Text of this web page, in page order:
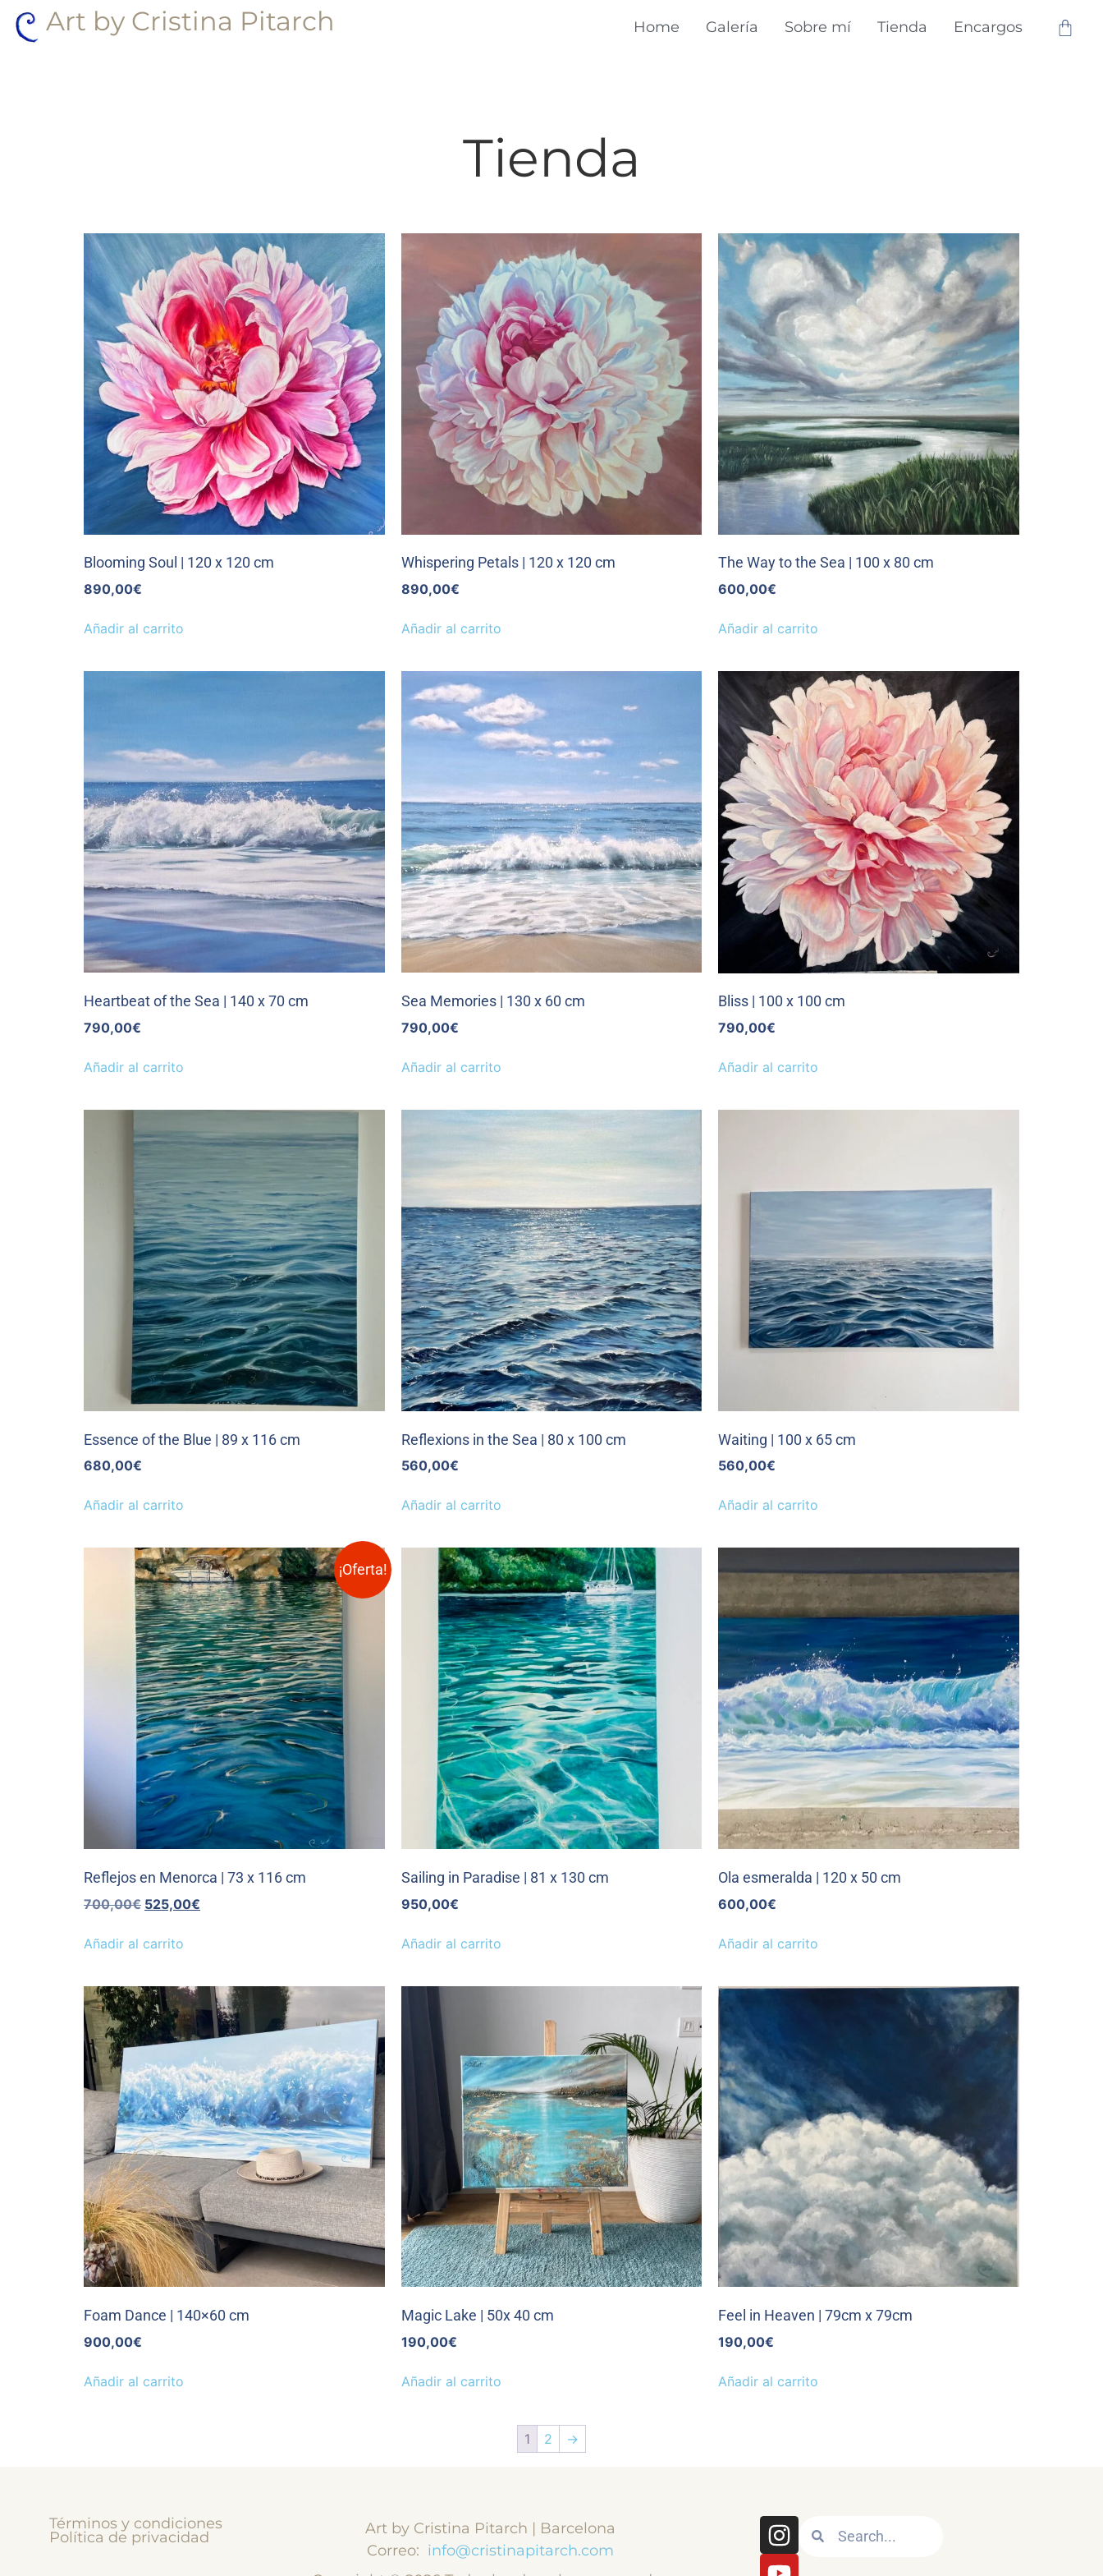
Art by Cristina Pitarch Home Galería Sobre mí Tienda Encargos
Tienda
Blooming Soul | 120 x 120 cm
890,00€
Añadir al carrito
Whispering Petals | 120 x 120 cm
890,00€
Añadir al carrito
The Way to the Sea | 100 x 80 cm
600,00€
Añadir al carrito
Heartbeat of the Sea | 140 x 70 cm
790,00€
Añadir al carrito
Sea Memories | 130 x 60 cm
790,00€
Añadir al carrito
Bliss | 100 x 100 cm
790,00€
Añadir al carrito
Essence of the Blue | 89 x 116 cm
680,00€
Añadir al carrito
Reflexions in the Sea | 80 x 100 cm
560,00€
Añadir al carrito
Waiting | 100 x 65 cm
560,00€
Añadir al carrito
¡Oferta!
Reflejos en Menorca | 73 x 116 cm
700,00€ 525,00€
Añadir al carrito
Sailing in Paradise | 81 x 130 cm
950,00€
Añadir al carrito
Ola esmeralda | 120 x 50 cm
600,00€
Añadir al carrito
Foam Dance | 140×60 cm
900,00€
Añadir al carrito
Magic Lake | 50x 40 cm
190,00€
Añadir al carrito
Feel in Heaven | 79cm x 79cm
190,00€
Añadir al carrito
1 2 →
Términos y condiciones
Política de privacidad
Art by Cristina Pitarch | Barcelona
Correo: info@cristinapitarch.com